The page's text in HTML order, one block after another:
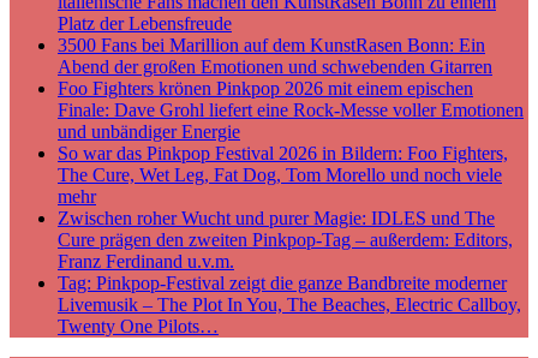
Platz der Lebensfreude
3500 Fans bei Marillion auf dem KunstRasen Bonn: Ein
Abend der großen Emotionen und schwebenden Gitarren
Foo Fighters krönen Pinkpop 2026 mit einem epischen
Finale: Dave Grohl liefert eine Rock-Messe voller Emotionen
und unbändiger Energie
So war das Pinkpop Festival 2026 in Bildern: Foo Fighters,
The Cure, Wet Leg, Fat Dog, Tom Morello und noch viele
mehr
Zwischen roher Wucht und purer Magie: IDLES und The
Cure prägen den zweiten Pinkpop-Tag – außerdem: Editors,
Franz Ferdinand u.v.m.
Tag: Pinkpop-Festival zeigt die ganze Bandbreite moderner
Livemusik – The Plot In You, The Beaches, Electric Callboy,
Twenty One Pilots…